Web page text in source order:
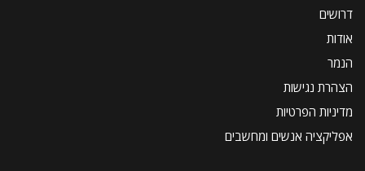
דרושים
אודות
הנמר
הצהרת נגישות
מדיניות הפרטיות
אפליקציה אנשים ומחשבים